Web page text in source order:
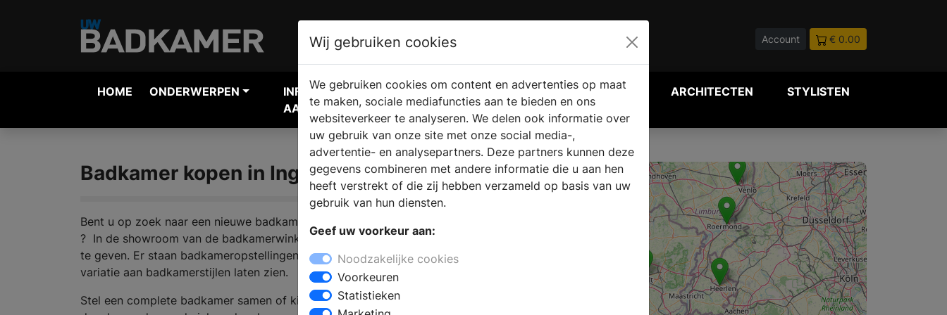
Account € 0.00
HOME ONDERWERPEN
INFORMATIE
AANVRAGEN
VERKOOPLOCATIE
VINDEN
WEBSHOP ARCHITECTEN STYLISTEN
Badkamer kopen in Ingber
Bent u op zoek naar een nieuwe badkamer en zoekt u een sanitair winkel in Ingber
? In de showroom van de badkamerwinkel staat een ervaren team klaar om advies
te geven. Er staan badkameropstellingen, die de laatste badkamertrends en een
variatie aan badkamerstijlen laten zien.
Stel een complete badkamer samen of kies voor aparte onderdelen zoals een
+
Wij gebruiken cookies
We gebruiken cookies om content en advertenties op maat
te maken, sociale mediafuncties aan te bieden en ons
websiteverkeer te analyseren. We delen ook informatie over
uw gebruik van onze site met onze social media-,
advertentie- en analysepartners. Deze partners kunnen deze
gegevens combineren met andere informatie die u aan hen
heeft verstrekt of die zij hebben verzameld op basis van uw
gebruik van hun diensten.
Geef uw voorkeur aan:
Noodzakelijke cookies
Voorkeuren
Statistieken